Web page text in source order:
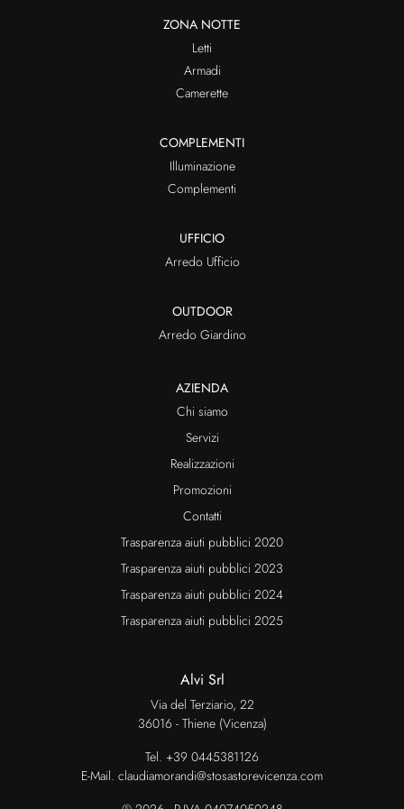
ZONA NOTTE
Letti
Armadi
Camerette
COMPLEMENTI
Illuminazione
Complementi
UFFICIO
Arredo Ufficio
OUTDOOR
Arredo Giardino
AZIENDA
Chi siamo
Servizi
Realizzazioni
Promozioni
Contatti
Trasparenza aiuti pubblici 2020
Trasparenza aiuti pubblici 2023
Trasparenza aiuti pubblici 2024
Trasparenza aiuti pubblici 2025
Alvi Srl
Via del Terziario, 22
36016 - Thiene (Vicenza)
Tel. +39 0445381126
E-Mail. claudiamorandi@stosastorevicenza.com